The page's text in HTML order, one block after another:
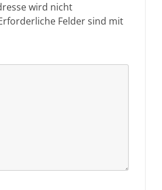
wird nicht
Felder sind mit